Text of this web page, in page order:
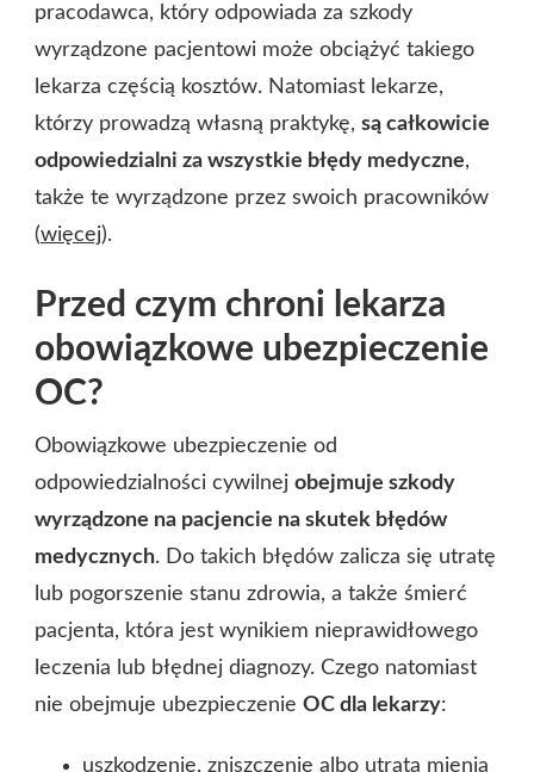
pracodawca, który odpowiada za szkody
wyrządzone pacjentowi może obciążyć takiego
lekarza częścią kosztów. Natomiast lekarze,
którzy prowadzą własną praktykę, są całkowicie
odpowiedzialni za wszystkie błędy medyczne,
także te wyrządzone przez swoich pracowników
(więcej).
Przed czym chroni lekarza
obowiązkowe ubezpieczenie
OC?
Obowiązkowe ubezpieczenie od
odpowiedzialności cywilnej obejmuje szkody
wyrządzone na pacjencie na skutek błędów
medycznych. Do takich błędów zalicza się utratę
lub pogorszenie stanu zdrowia, a także śmierć
pacjenta, która jest wynikiem nieprawidłowego
leczenia lub błędnej diagnozy. Czego natomiast
nie obejmuje ubezpieczenie OC dla lekarzy:
uszkodzenie, zniszczenie albo utrata mienia